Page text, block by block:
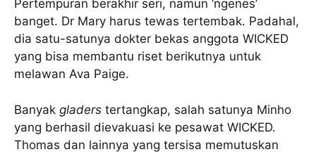
Pertempuran berakhir seri, namun ‘ngenes’
banget. Dr Mary harus tewas tertembak. Padahal,
dia satu-satunya dokter bekas anggota WICKED
yang bisa membantu riset berikutnya untuk
melawan Ava Paige.
Banyak gladers tertangkap, salah satunya Minho
yang berhasil dievakuasi ke pesawat WICKED.
Thomas dan lainnya yang tersisa memutuskan